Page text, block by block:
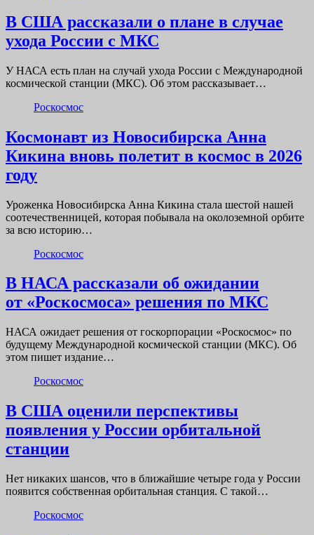
В США рассказали о плане в случае
ухода России с МКС
У НАСА есть план на случай ухода России с Международной
космической станции (МКС). Об этом рассказывает…
Роскосмос
Космонавт из Новосибирска Анна
Кикина вновь полетит в космос в 2026
году
Уроженка Новосибирска Анна Кикина стала шестой нашей
соотечественницей, которая побывала на околоземной орбите
за всю историю…
Роскосмос
В НАСА рассказали об ожидании
от «Роскосмоса» решения по МКС
НАСА ожидает решения от госкорпорации «Роскосмос» по
будущему Международной космической станции (МКС). Об
этом пишет издание…
Роскосмос
В США оценили перспективы
появления у России орбитальной
станции
Нет никаких шансов, что в ближайшие четыре года у России
появится собственная орбитальная станция. С такой…
Роскосмос